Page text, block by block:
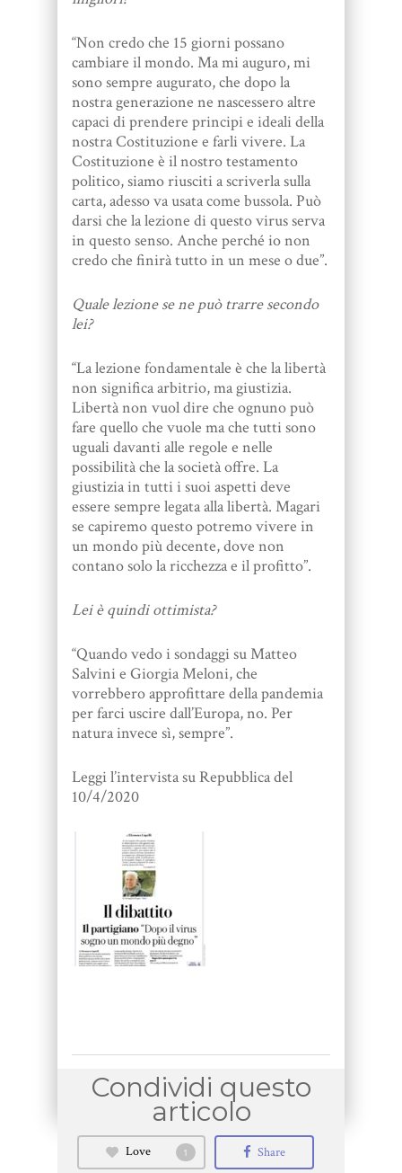
“Non credo che 15 giorni possano
cambiare il mondo. Ma mi auguro, mi
sono sempre augurato, che dopo la
nostra generazione ne nascessero altre
capaci di prendere principi e ideali della
nostra Costituzione e farli vivere. La
Costituzione è il nostro testamento
politico, siamo riusciti a scriverla sulla
carta, adesso va usata come bussola. Può
darsi che la lezione di questo virus serva
in questo senso. Anche perché io non
credo che finirà tutto in un mese o due”.
Quale lezione se ne può trarre secondo
lei?
“La lezione fondamentale è che la libertà
non significa arbitrio, ma giustizia.
Libertà non vuol dire che ognuno può
fare quello che vuole ma che tutti sono
uguali davanti alle regole e nelle
possibilità che la società offre. La
giustizia in tutti i suoi aspetti deve
essere sempre legata alla libertà. Magari
se capiremo questo potremo vivere in
un mondo più decente, dove non
contano solo la ricchezza e il profitto”.
Lei è quindi ottimista?
“Quando vedo i sondaggi su Matteo
Salvini e Giorgia Meloni, che
vorrebbero approfittare della pandemia
per farci uscire dall’Europa, no. Per
natura invece sì, sempre”.
Leggi l’intervista su Repubblica del
10/4/2020
Love 1 Share